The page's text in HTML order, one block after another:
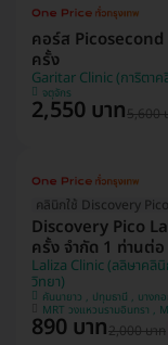
คอร์ส
ครั้ง
Garitar Clinic (การิตาค
จตุจักร
2,550 บาท5,600
Discovery Pico
ครั้ง จำกัด 1 ท่านต่
Laliza Clinic (ลลิษาคลินิ
วิทยา)
890 บาท2,000 บาท